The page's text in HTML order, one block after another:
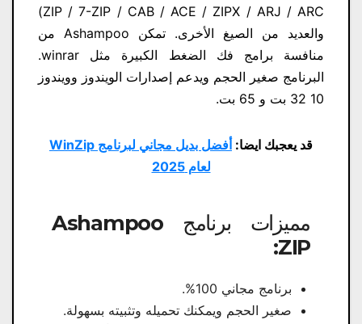
ZIP / 7-ZIP / CAB / ACE / ZIPX / ARJ / ARC)
والعديد من الصيغ الأخرى. تمكن Ashampoo من
منافسة برامج فك الضغط الكبيرة مثل winrar.
البرنامج صغير الحجم ويدعم إصدارات الويندوز وويندوز
10 32 بت و 65 بت.
قد يعجبك ايضا:
أفضل بديل مجاني لبرنامج WinZip
لعام 2025
مميزات برنامج Ashampoo
ZIP:
برنامج مجاني 100%.
صغير الحجم ويمكنك تحميله وتثبيته بسهولة.